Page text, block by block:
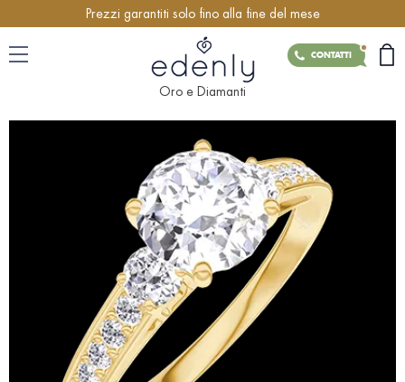
Prezzi garantiti solo fino alla fine del mese
CONTATTI
Oro e Diamanti